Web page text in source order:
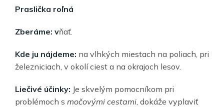
Praslička roľná
Zberáme: vňať.
Kde ju nájdeme: na vlhkých miestach na poliach, pri
železniciach, v okolí ciest a na okrajoch lesov.
Liečivé účinky: Je skvelým pomocníkom pri
problémoch s močovými cestami, dokáže vyplaviť